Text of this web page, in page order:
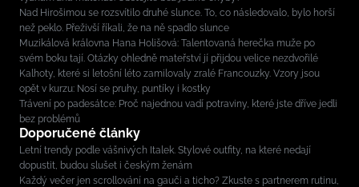
Nad Hirošimou se rozsvítilo druhé slunce. To, co následovalo, bylo horší
než peklo. Přeživší říkali, že na ně spadlo slunce
Muzikálová královna Hana Holišová: Talentovaná herečka muže po
svém boku tají. Otázky ohledně mateřství jí přijdou velice nezdvořilé
Kalhoty, které si letošní léto zamilovaly zralé Francouzky. Vzory jsou
opět v kurzu: Nosí se pruhy, puntíky i kostky
Trávení po padesátce: Proč najednou vadí potraviny, které jste dříve jedli
bez problémů
Doporučené články
Letní trendy podle vášnivých Italek. Stylové outfity, na které nedají
dopustit, budou slušet i českým ženám
Každý večer jen scrollování na gauči a ticho? Zkuste s partnerem rutinu,